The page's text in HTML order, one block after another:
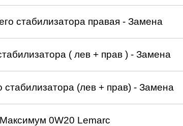
стабилизатора правая - Замена
( лев + прав ) - Замена
стабилизатора (лев + прав) - Замена
0W20 Lemarc